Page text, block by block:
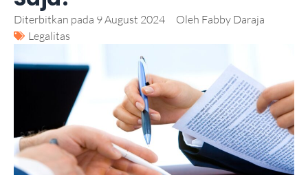
Diterbitkan pada 9 August 2024 Oleh Fabby Daraja
Legalitas